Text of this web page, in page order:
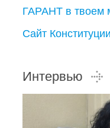
ГАРАНТ в твоем
Сайт
Интервью